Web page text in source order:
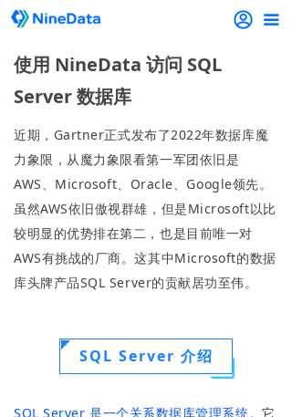
끀
使用 NineData 访问 SQL
Server 数据库
近期，Gartner正式发布了2022年数据库魔
力象限，从魔力象限看第一军团依旧是
AWS、Microsoft、Oracle、Google领先。
虽然AWS依旧傲视群雄，但是Microsoft以比
较明显的优势排在第二，也是目前唯一对
AWS有挑战的厂商。这其中Microsoft的数据
库头牌产品SQL Server的贡献居功至伟。
SQL Server 介绍
SQL Server 是一个关系数据库管理系统。它